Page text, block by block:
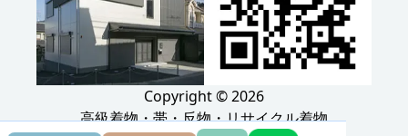
Copyright © 2026
高級着物・帯・反物・リサイクル着物